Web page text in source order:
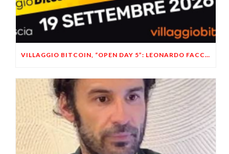
VILLAGGIO BITCOIN, “OPEN DAY 5”: LEONARDO FACCO OSPITE A BRESCIA